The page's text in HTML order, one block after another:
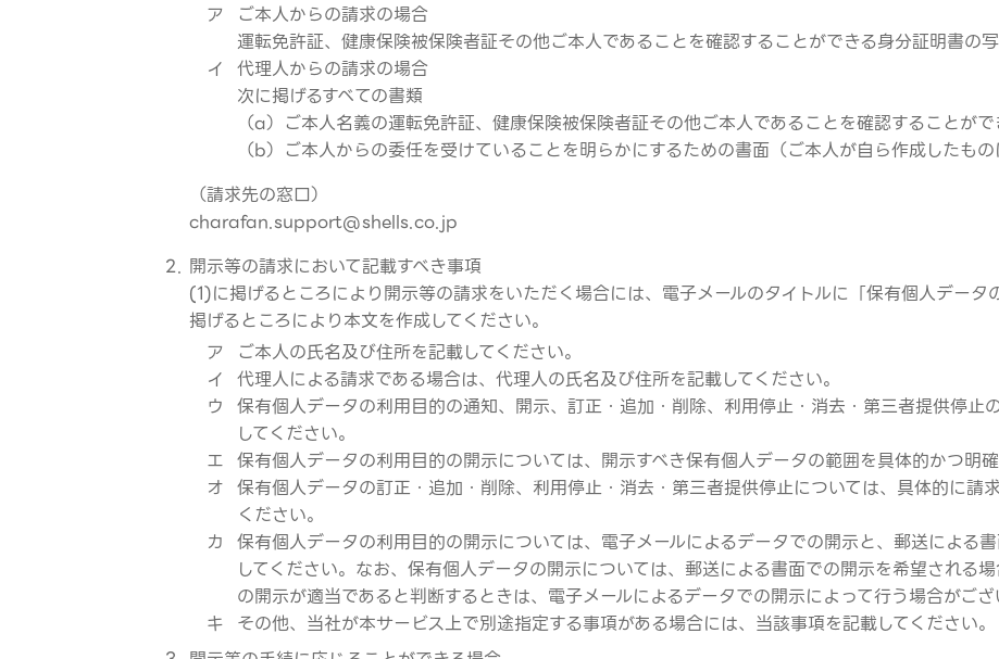
ア ご本人からの請求の場合
運転免許証、健康保険被保険者証その他ご本人であることを確認することができる身分証明書の
イ 代理人からの請求の場合
次に掲げるすべての書類
（a）ご本人名義の運転免許証、健康保険被保険者証その他ご本人であることを確認することが
（b）ご本人からの委任を受けていることを明らかにするための書面（ご本人が自ら作成したもの
（請求先の窓口）
charafan.support@shells.co.jp
開示等の請求において記載すべき事項
(1)に掲げるところにより開示等の請求をいただく場合には、電子メールのタイトルに「保有個人データ
掲げるところにより本文を作成してください。
ア ご本人の氏名及び住所を記載してください。
イ 代理人による請求である場合は、代理人の氏名及び住所を記載してください。
ウ 保有個人データの利用目的の通知、開示、訂正・追加・削除、利用停止・消去・第三者提供停止
してください。
エ 保有個人データの利用目的の開示については、開示すべき保有個人データの範囲を具体的かつ明確
オ 保有個人データの訂正・追加・削除、利用停止・消去・第三者提供停止については、具体的に請
ください。
カ 保有個人データの利用目的の開示については、電子メールによるデータでの開示と、郵送による
してください。なお、保有個人データの開示については、郵送による書面での開示を希望される
の開示が適当であると判断するときは、電子メールによるデータでの開示によって行う場合がござ
キ その他、当社が本サービス上で別途指定する事項がある場合には、当該事項を記載してください。